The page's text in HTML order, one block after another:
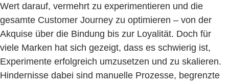
Wert darauf, vermehrt zu experimentieren und die
gesamte Customer Journey zu optimieren – von der
Akquise über die Bindung bis zur Loyalität. Doch für
viele Marken hat sich gezeigt, dass es schwierig ist,
Experimente erfolgreich umzusetzen und zu skalieren.
Hindernisse dabei sind manuelle Prozesse, begrenzte